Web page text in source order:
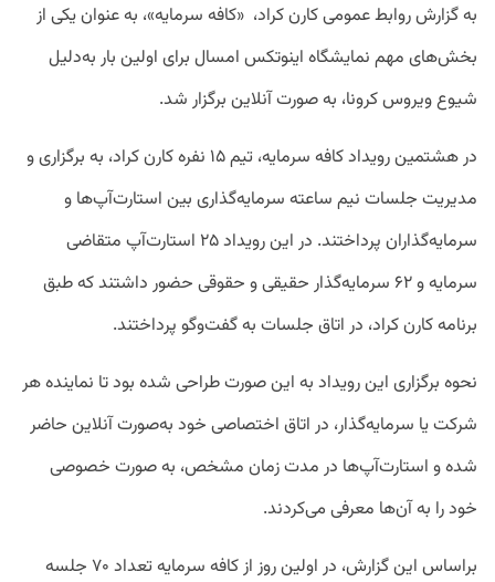
به گزارش روابط عمومی کارن کراد، «کافه سرمایه»، به عنوان یکی از
بخش‌های مهم نمایشگاه اینوتکس امسال برای اولین بار به‌دلیل
شیوع ویروس کرونا، به صورت آنلاین برگزار شد.
در هشتمین رویداد کافه سرمایه، تیم ۱۵ نفره کارن کراد، به برگزاری و
مدیریت جلسات نیم ساعته سرمایه‌گذاری بین استارت‌آپ‌ها و
سرمایه‌گذاران ‌پرداختند. در این رویداد ۲۵ استارت‌آپ‌ متقاضی
سرمایه و ۶۲ سرمایه‌گذار حقیقی و حقوقی حضور داشتند که طبق
برنامه کارن کراد، در اتاق‌ جلسات به گفت‌وگو پرداختند.
نحوه‌ برگزاری این رویداد به این صورت طراحی شده بود تا نماینده هر
شرکت یا سرمایه‌گذار، در اتاق اختصاصی خود به‌صورت آنلاین حاضر
شده و استارت‌آپ‌ها در مدت زمان مشخص، به صورت خصوصی
خود را به آن‌ها معرفی می‌کردند.
براساس این گزارش، در اولین روز از کافه سرمایه تعداد ۷۰ جلسه